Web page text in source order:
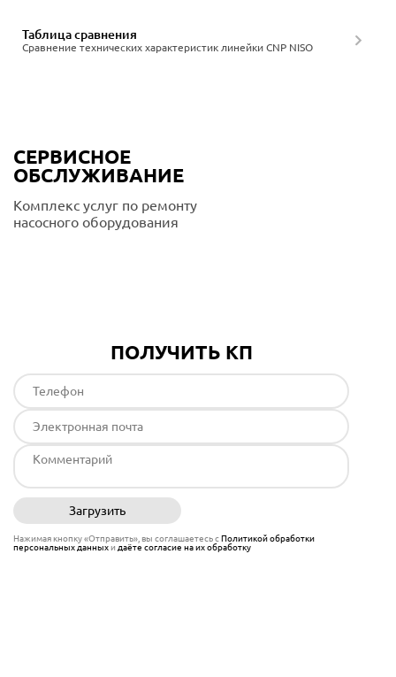
Сравнение технических характеристик линейки CNP NISO
Таблица сравнения
СЕРВИСНОЕ
ОБСЛУЖИВАНИЕ
Комплекс услуг по ремонту
насосного оборудования
ПОЛУЧИТЬ КП
Загрузить
Нажимая кнопку «Отправить», вы соглашаетесь сПолитикой обработки
персональных данныхи даёте согласие на их обработку